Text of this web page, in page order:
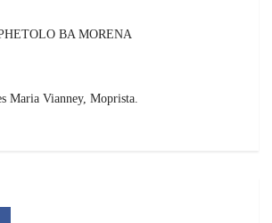
BA MORENA
Maria Vianney, Moprista.